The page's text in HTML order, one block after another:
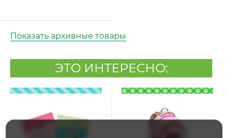
Показать архивные товары
ЭТО ИНТЕРЕСНО: